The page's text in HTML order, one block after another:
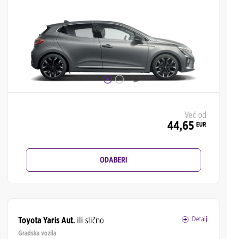
Već od
44,65 EUR
ODABERI
Toyota Yaris Aut. ili slično
Detalji
Gradska vozila